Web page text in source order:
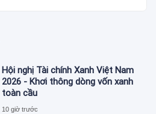
Hội nghị Tài chính Xanh Việt Nam
2026 - Khơi thông dòng vốn xanh
toàn cầu
10 giờ trước